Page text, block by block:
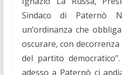
Sindaco di Paternò
un’ordinanza che
oscurare, con
del partito democratico”.
adesso a Paternò ci